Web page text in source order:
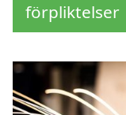
förpliktelser